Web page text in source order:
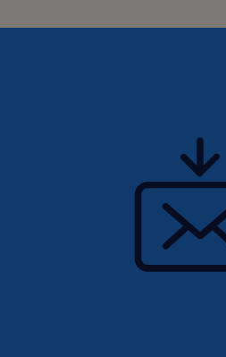
Kapcsolattartó /
További információ és
Hajdú -